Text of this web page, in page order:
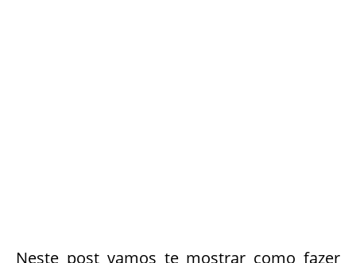
Neste post vamos te mostrar como fazer